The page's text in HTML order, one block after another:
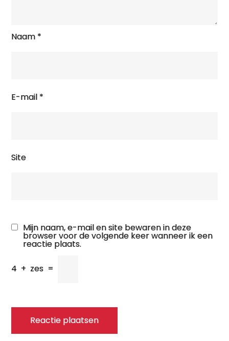
Naam *
E-mail *
Site
Mijn naam, e-mail en site bewaren in deze
browser voor de volgende keer wanneer ik een
reactie plaats.
4 + zes =